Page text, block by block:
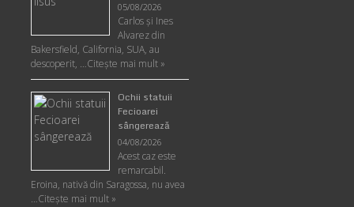
05/08/2026
Carlos şi Ines
Alvarez din
Bakersfield, California, SUA, au
descoperit, …Citeşte mai mult »
Ochii statuii
Fecioarei
sângerează
04/08/2026
Acest caz este
remarcabil.
Eroina, nativă din Saragossa, nu avea
…Citeşte mai mult »